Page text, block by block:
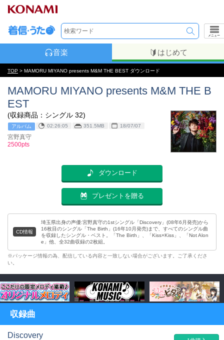
メニュー
音楽 はじめて
TOP > MAMORU MIYANO presents M&M THE BEST ダウンロード
MAMORU MIYANO presents M&M THE B
EST
(収録商品：シングル 32)
アルバム 02:26:05 351.5MB 18/07/07
宮野真守
2500pts
ダウンロード
プレゼントを贈る
CD情報
埼玉県出身の声優:宮野真守の1stシングル「Discovery」(08年6月発売)から
16枚目のシングル「The Birth」(16年10月発売)まで、すべてのシングル曲
を収録したシングル・ベスト。「The Birth」、「Kiss×Kiss」、「Not Alon
e」他、全32曲収録の2枚組。
※パッケージ情報の為、配信している内容と一致しない場合がございます。ご了承くださ
い。
収録曲
Discovery